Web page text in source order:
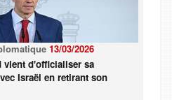
13/03/2026
vient d'officialiser sa
Israël en retirant son